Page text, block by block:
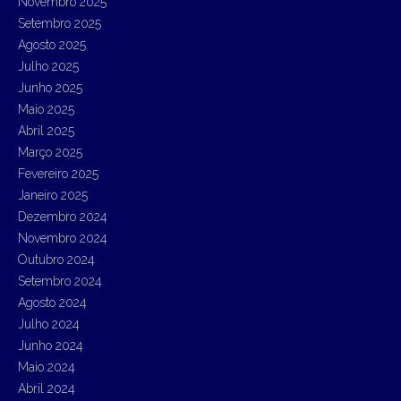
f
o
r
Setembro 2025
Agosto 2025
Julho 2025
Junho 2025
Maio 2025
Abril 2025
Março 2025
Fevereiro 2025
Janeiro 2025
Dezembro 2024
Novembro 2024
Outubro 2024
Setembro 2024
Agosto 2024
Julho 2024
Junho 2024
Maio 2024
Abril 2024